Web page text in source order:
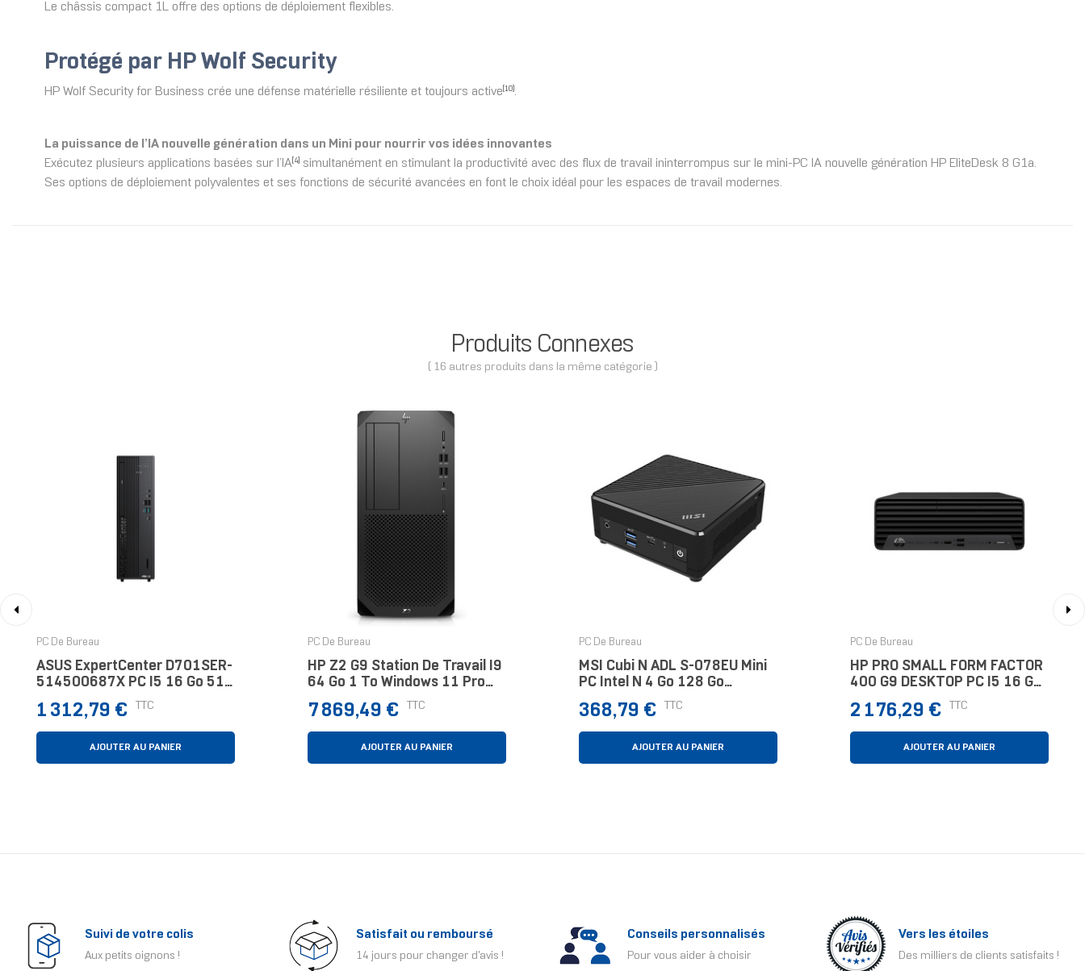
Le châssis compact 1L offre des options de déploiement flexibles.
Protégé par HP Wolf Security
HP Wolf Security for Business crée une défense matérielle résiliente et toujours active [10] .
La puissance de l’IA nouvelle génération dans un Mini pour nourrir vos idées innovantes
Exécutez plusieurs applications basées sur l’IA [4]
simultanément en stimulant la productivité avec des flux de travail ininterrompus sur le mini-PC IA nouvelle génération HP EliteDesk 8 G1a.
Ses options de déploiement polyvalentes et ses fonctions de sécurité avancées en font le choix idéal pour les espaces de travail modernes.
Produits Connexes
( 16 autres produits dans la même catégorie )
PC De Bureau
ASUS ExpertCenter D701SER-
514500687X PC I5 16 Go 512
Go Windows 11 Pro Noir
Prix
1 312,79 € TTC
AJOUTER AU PANIER
PC De Bureau
HP Z2 G9 Station De Travail I9
64 Go 1 To Windows 11 Pro
Prix
7 869,49 € TTC
AJOUTER AU PANIER
PC De Bureau
MSI Cubi N ADL S-078EU Mini
PC Intel N 4 Go 128 Go
Windows 11 Pro Noir
Prix
368,79 € TTC
AJOUTER AU PANIER
PC De Bureau
HP PRO SMALL FORM FACTOR
400 G9 DESKTOP PC I5 16 Go
256 Go Windows 11 Pro
Prix
2 176,29 € TTC
AJOUTER AU PANIER
Suivi de votre colis
Aux petits oignons !
Satisfait ou remboursé
14 jours pour changer d'avis !
Conseils personnalisés
Pour vous aider à choisir
Vers les étoiles
Des milliers de clients satisfaits !